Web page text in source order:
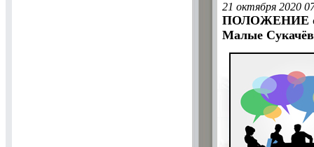
21 октября 2020
ПОЛОЖЕНИЕ о
Малые